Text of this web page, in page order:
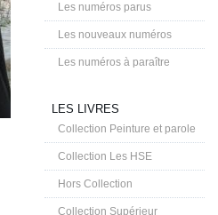
Les numéros parus
Les nouveaux numéros
Les numéros à paraître
LES LIVRES
Collection Peinture et parole
Collection Les HSE
Hors Collection
Collection Supérieur